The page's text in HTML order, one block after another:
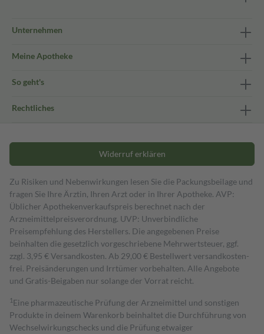
Unternehmen
Meine Apotheke
So geht's
Rechtliches
Widerruf erklären
Zu Risiken und Nebenwirkungen lesen Sie die Packungsbeilage und
fragen Sie Ihre Ärztin, Ihren Arzt oder in Ihrer Apotheke. AVP:
Üblicher Apothekenverkaufspreis berechnet nach der
Arzneimittelpreisverordnung. UVP: Unverbindliche
Preisempfehlung des Herstellers. Die angegebenen Preise
beinhalten die gesetzlich vorgeschriebene Mehrwertsteuer, ggf.
zzgl. 3,95 € Versandkosten. Ab 29,00 € Bestell­wert versand­kosten­
frei. Preisänderungen und Irrtümer vorbehalten. Alle Angebote
und Gratis-Beigaben nur solange der Vorrat reicht.
1 Eine pharmazeutische Prüfung der Arzneimittel und sonstigen
Produkte in deinem Warenkorb beinhaltet die Durchführung von
Wechselwirkungschecks und die Prüfung etwaiger